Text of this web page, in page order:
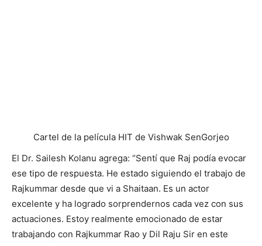
excelente y ha logrado sorprendernos cada vez con sus
trabajando con Rajkummar Rao y Dil Raju Sir en este
proyecto “.
Rajkummar Rao, encantado de trabajar con Dil Raju
Rajkummar Rao está encantado de trabajar con Dil Raju y